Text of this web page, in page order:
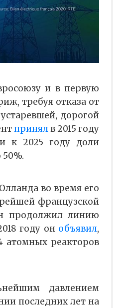
и в первую
требуя отказа от
дорогой
принялв 2015 году
к 2025 году доли
во время его
французской
продолжил линию
году он объявил,
атомных реакторов
давлением
последних лет на